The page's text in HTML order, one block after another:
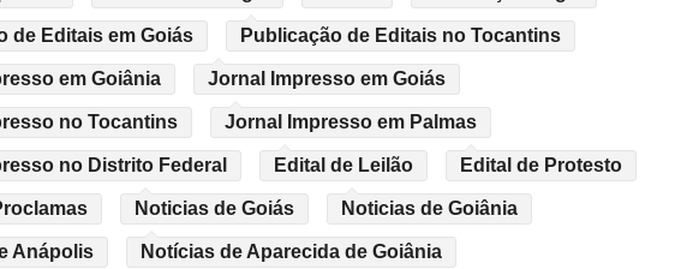
de Editais em Goiás Publicação de Editais no Tocantins
em Goiânia Jornal Impresso em Goiás
no Tocantins Jornal Impresso em Palmas
no Distrito Federal Edital de Leilão Edital de Protesto
Noticias de Goiás Noticias de Goiânia
Anápolis Notícias de Aparecida de Goiânia